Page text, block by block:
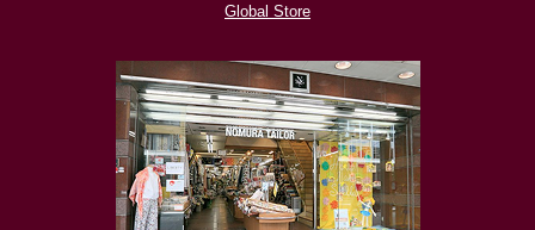
Global Store